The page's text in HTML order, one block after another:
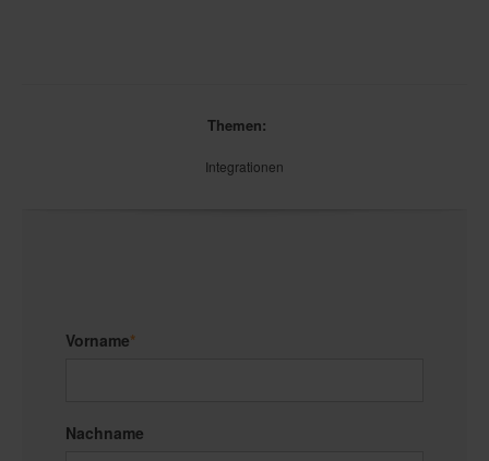
Themen:
Integrationen
Vorname*
Nachname